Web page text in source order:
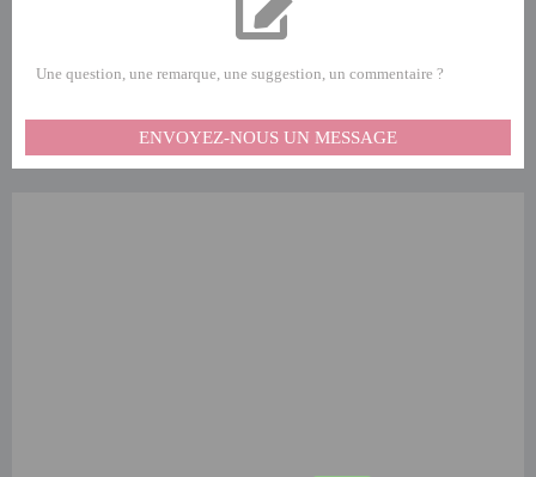
Une question, une remarque, une suggestion, un commentaire ?
ENVOYEZ-NOUS UN MESSAGE